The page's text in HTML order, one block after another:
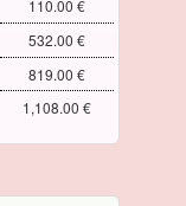
110.00 €
532.00 €
819.00 €
1,108.00 €